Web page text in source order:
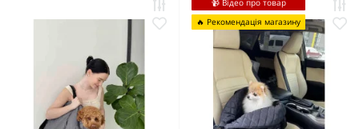
📹 Відео про товар
🔥 Рекомендація магазину